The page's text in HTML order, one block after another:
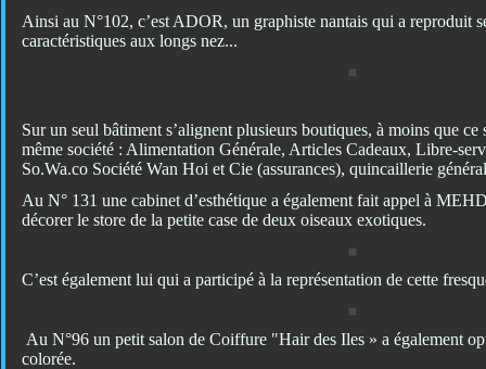
Ainsi au N°102, c’est ADOR, un graphiste nantais qui a reproduit
caractéristiques aux longs nez...
Sur un seul bâtiment s’alignent plusieurs boutiques, à moins que ce
même société : Alimentation Générale, Articles Cadeaux, Libre-
So.Wa.co Société Wan Hoi et Cie (assurances), quincaillerie
Au N° 131 une cabinet d’esthétique a également fait appel à
décorer le store de la petite case de deux oiseaux exotiques.
C’est également lui qui a participé à la représentation de cette
Au N°96 un petit salon de Coiffure "Hair des Iles » a également
colorée.